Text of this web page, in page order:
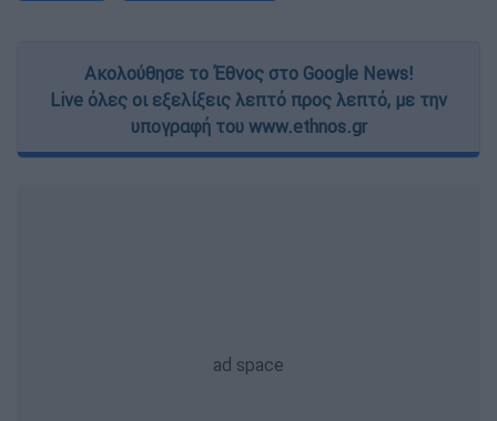
Ακολούθησε το Έθνος στο Google News!
Live όλες οι εξελίξεις λεπτό προς λεπτό, με την
υπογραφή του www.ethnos.gr